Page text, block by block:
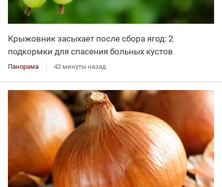
Крыжовник засыхает после сбора ягод: 2
подкормки для спасения больных кустов
Панорама 42 минуты назад